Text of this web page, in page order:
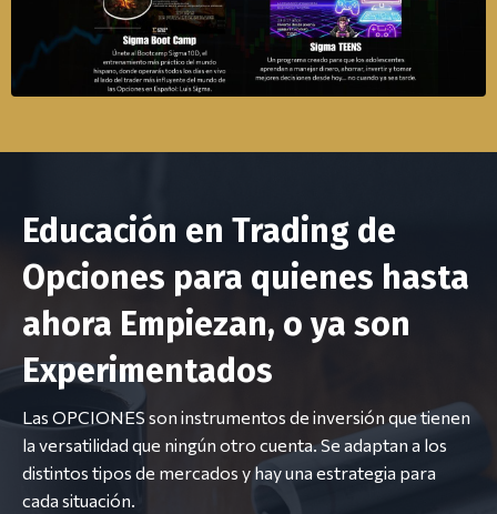
Educación en Trading de
Opciones para quienes hasta
ahora Empiezan, o ya son
Experimentados
Las OPCIONES son instrumentos de inversión que tienen
la versatilidad que ningún otro cuenta. Se adaptan a los
distintos tipos de mercados y hay una estrategia para
cada situación.